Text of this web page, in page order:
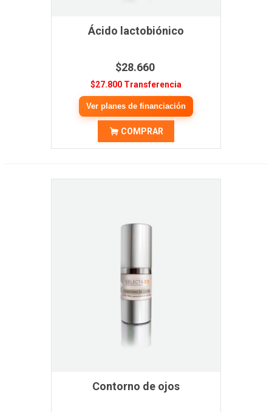
Ácido lactobiónico
$28.660
$27.800 Transferencia
Ver planes de financiación
COMPRAR
Contorno de ojos